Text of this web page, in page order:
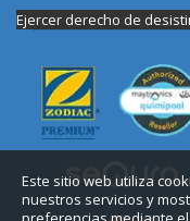
Este sitio web utiliza
nuestros servicios y
Ejercer derecho de